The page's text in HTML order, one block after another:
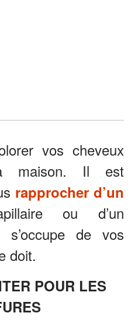
vos cheveux
maison. Il est
rapprocher d’un
ou d’un
s’occupe de vos
doit.
POUR LES